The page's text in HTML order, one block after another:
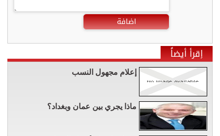
اضافة
إقرأ أيضاً
إعلام مجهول النسب
ماذا يجري بين عمان وبغداد؟